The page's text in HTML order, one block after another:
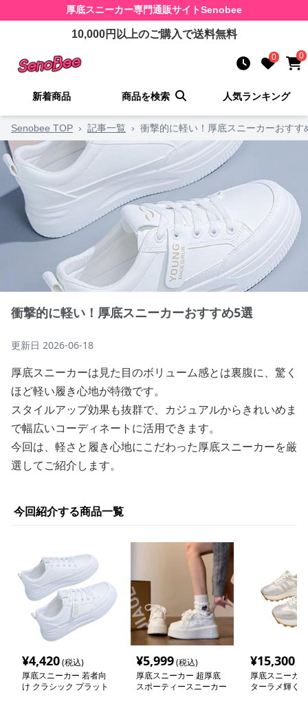
厚底スニーカー専門通販サイトSenobee
10,000円以上のご購入で送料無料
0 0
新着商品 商品を検索 人気ランキング
Senobee TOP › 記事一覧 › 衝撃的に軽い！厚底スニーカーおすす
衝撃的に軽い！厚底スニーカーおすすめ5選
更新日 2026-06-18
厚底スニーカーは見た目のボリューム感とは裏腹に、驚く
ほど軽い履き心地が特徴です。
スタイルアップ効果も抜群で、カジュアルからきれいめま
で幅広いコーディネートに活用できます。
今回は、軽さと履き心地にこだわった厚底スニーカーを厳
選してご紹介します。
今回紹介する商品一覧
¥4,420(税込)
厚底スニーカー 若者向
け クラシック プラット
¥5,999(税込)
厚底スニーカー 超厚底
スポーティースニーカー
¥15,300
厚底スニーカ
ターラメ輝く